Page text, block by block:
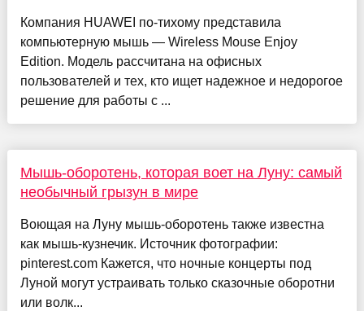
Компания HUAWEI по-тихому представила
компьютерную мышь — Wireless Mouse Enjoy
Edition. Модель рассчитана на офисных
пользователей и тех, кто ищет надежное и недорогое
решение для работы с ...
Мышь-оборотень, которая воет на Луну: самый
необычный грызун в мире
Воющая на Луну мышь-оборотень также известна
как мышь-кузнечик. Источник фотографии:
pinterest.com Кажется, что ночные концерты под
Луной могут устраивать только сказочные оборотни
или волк...